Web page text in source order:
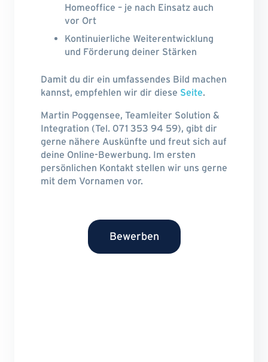
Homeoffice – je nach Einsatz auch
vor Ort
Kontinuierliche Weiterentwicklung
und Förderung deiner Stärken
Damit du dir ein umfassendes Bild machen
kannst, empfehlen wir dir diese Seite.
Martin Poggensee, Teamleiter Solution &
Integration (Tel. 071 353 94 59), gibt dir
gerne nähere Auskünfte und freut sich auf
deine Online-Bewerbung. Im ersten
persönlichen Kontakt stellen wir uns gerne
mit dem Vornamen vor.
Bewerben